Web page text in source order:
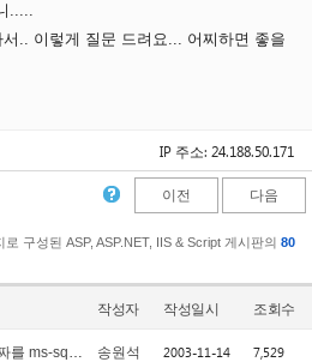
.....
.. 이렇게 질문 드려요... 어찌하면 좋을
IP 주소: 24.188.50.171
이전 다음
로 구성된 ASP, ASP.NET, IIS & Script 게시판의 80
작성자 작성일시 조회수
가지고 왔는데... 송원석 2003-11-14 7,529